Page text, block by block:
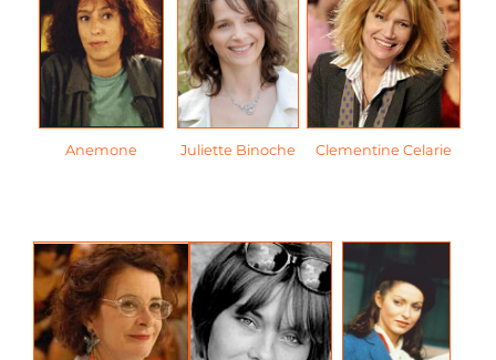
Anemone Juliette Binoche Clementine Celarie